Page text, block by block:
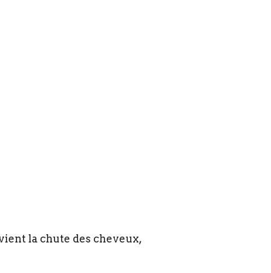
la chute des cheveux,